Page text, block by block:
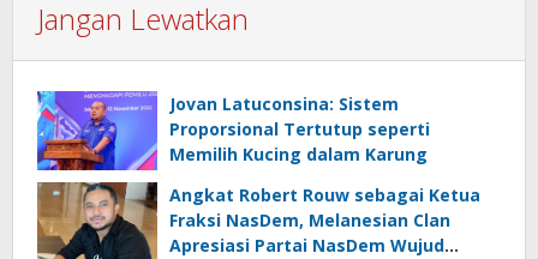
Jangan Lewatkan
Jovan Latuconsina: Sistem
Proporsional Tertutup seperti
Memilih Kucing dalam Karung
Angkat Robert Rouw sebagai Ketua
Fraksi NasDem, Melanesian Clan
Apresiasi Partai NasDem Wujud